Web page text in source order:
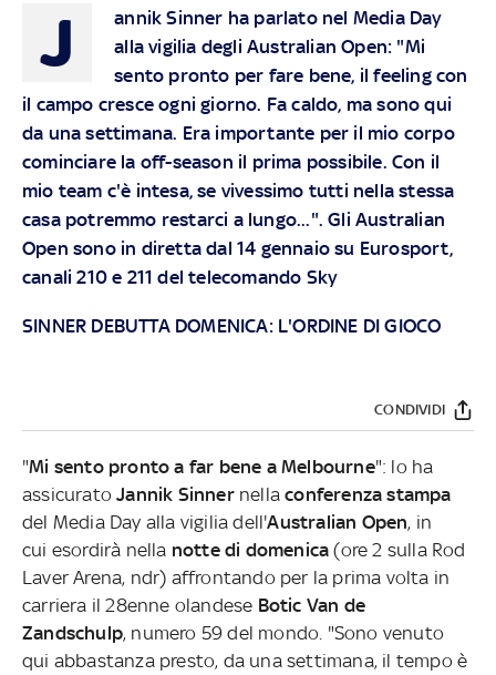
J
annik Sinner ha parlato nel Media Day
alla vigilia degli Australian Open: "Mi
sento pronto per fare bene, il feeling con
il campo cresce ogni giorno. Fa caldo, ma sono qui
da una settimana. Era importante per il mio corpo
cominciare la off-season il prima possibile. Con il
mio team c'è intesa, se vivessimo tutti nella stessa
casa potremmo restarci a lungo...".Gli Australian
Open sono in diretta dal 14 gennaio su Eurosport,
canali 210 e 211 del telecomando Sky
SINNER DEBUTTA DOMENICA: L'ORDINE DI GIOCO
CONDIVIDI
"Mi sento pronto a far bene a Melbourne": lo ha
assicurato Jannik Sinner nellaconferenza stampa
del Media Day alla vigilia dell'Australian Open, in
cui esordirà nella notte di domenica(ore 2 sulla Rod
Laver Arena, ndr) affrontando per la prima volta in
carriera il 28enne olandese Botic Van de
Zandschulp, numero 59 del mondo. "Sono venuto
qui abbastanza presto, da una settimana, il tempo è